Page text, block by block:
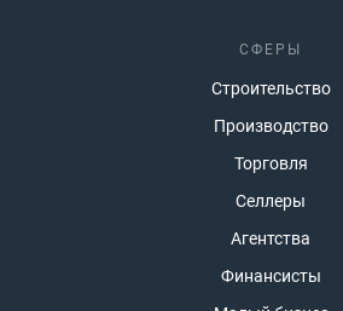
СФЕРЫ
Строительство
Производство
Торговля
Селлеры
Агентства
Финансисты